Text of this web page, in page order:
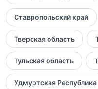
Ставропольский край
Тверская область
Тульская область
Удмуртская Республика